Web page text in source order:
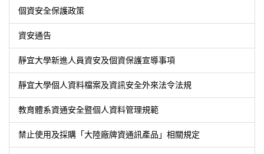
個資安全保護政策
資安通告
靜宜大學新進人員資安及個資保護宣導事項
靜宜大學個人資料檔案及資訊安全外來法令法規
教育體系資通安全暨個人資料管理規範
禁止使用及採購「大陸廠牌資通訊產品」相關規定